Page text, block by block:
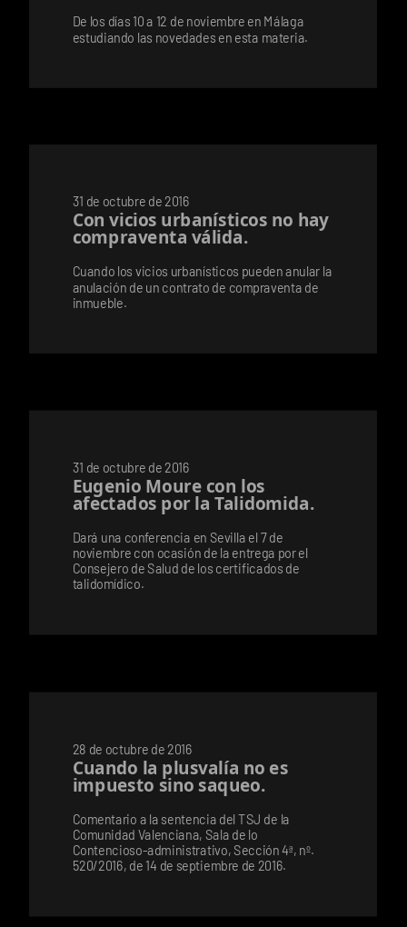
De los días 10 a 12 de noviembre en Málaga
estudiando las novedades en esta materia.
31 de octubre de 2016
Con vicios urbanísticos no hay
compraventa válida.
Cuando los vicios urbanísticos pueden anular la
anulación de un contrato de compraventa de
inmueble.
31 de octubre de 2016
Eugenio Moure con los
afectados por la Talidomida.
Dará una conferencia en Sevilla el 7 de
noviembre con ocasión de la entrega por el
Consejero de Salud de los certificados de
talidomídico.
28 de octubre de 2016
Cuando la plusvalía no es
impuesto sino saqueo.
Comentario a la sentencia del TSJ de la
Comunidad Valenciana, Sala de lo
Contencioso-administrativo, Sección 4ª, nº.
520/2016, de 14 de septiembre de 2016.